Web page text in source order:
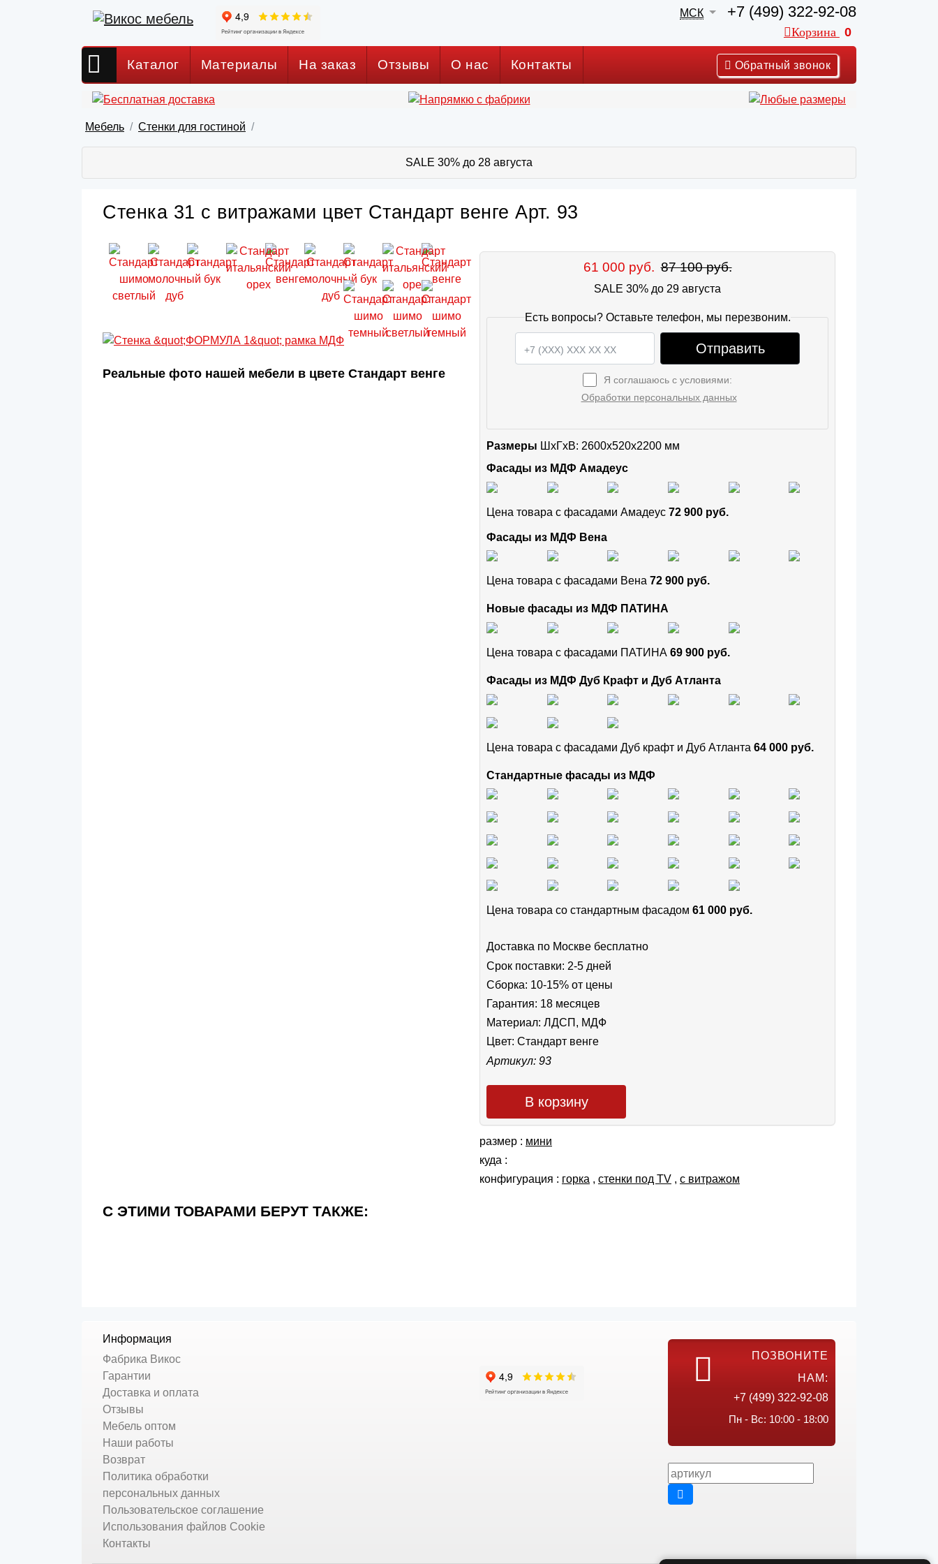
МСК +7 (499) 322-92-08
Корзина 0
Каталог Материалы На заказ Отзывы О нас Контакты Обратный звонок
Мебель Стенки для гостиной
SALE 30% до 28 августа
Стенка 31 с витражами цвет Стандарт венге Арт. 93
Реальные фото нашей мебели в цвете Стандарт венге
61 000 руб. 87 100 руб.
SALE 30% до 29 августа
Есть вопросы? Оставьте телефон, мы перезвоним.
Отправить
Я соглашаюсь с условиями:
Обработки персональных данных
Размеры ШxГхВ: 2600x520x2200 мм
Фасады из МДФ Амадеус
Цена товара с фасадами Амадеус 72 900 руб.
Фасады из МДФ Вена
Цена товара с фасадами Вена 72 900 руб.
Новые фасады из МДФ ПАТИНА
Цена товара с фасадами ПАТИНА 69 900 руб.
Фасады из МДФ Дуб Крафт и Дуб Атланта
Цена товара с фасадами Дуб крафт и Дуб Атланта 64 000 руб.
Стандартные фасады из МДФ
Цена товара cо стандартным фасадом 61 000 руб.
Доставка по Москве бесплатно
Срок поставки: 2-5 дней
Сборка: 10-15% от цены
Гарантия: 18 месяцев
Материал: ЛДСП, МДФ
Цвет: Стандарт венге
Артикул: 93
В корзину
размер : мини
куда :
конфигурация : горка , cтенки под TV , с витражом
С ЭТИМИ ТОВАРАМИ БЕРУТ ТАКЖЕ:
Информация
Фабрика Викос
Гарантии
Доставка и оплата
Отзывы
Мебель оптом
Наши работы
Возврат
Политика обработки
персональных данных
Пользовательское соглашение
Использования файлов Cookie
Контакты
ПОЗВОНИТЕ
НАМ:
+7 (499) 322-92-08
Пн - Вс: 10:00 - 18:00